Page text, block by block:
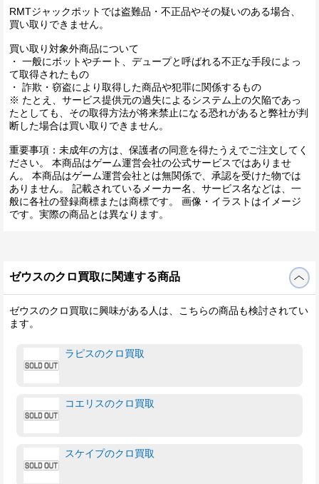
RMTジャックポットでは盗難品・不正品やその疑いのある場合、
買い取りできません。
買い取り対象外商品について
・ 一般にボットやチート、デュープと呼ばれる不正な手段によっ
て取得されたもの
・ 詐欺・窃盗により取得した商品や犯罪に関係するもの
※ たとえ、サービス提供元の過失によるシステム上の欠陥であっ
たとしても、その取得方法が将来禁止になる恐れがあると弊社が判
断した場合は買い取りできません。
重要事項：未成年の方は、保護者の同意を得たうえでご注文してく
ださい。 本商品はゲーム運営会社の公式サービスではありませ
ん。 本商品はゲーム運営会社とは無関係で、承認を受けた物では
ありません。 記載されているメーカー名、サービス名などは、一
般に各社の登録商標または商標です。 画像・イラストはイメージ
です。実際の商品とは異なります。
ゼウスのクロ買取に関連する商品
ゼウスのクロ買取に興味がある人は、こちらの商品も検討されてい
ます。
ラピスのクロ買取
コエリスのクロ買取
スケイプのクロ買取